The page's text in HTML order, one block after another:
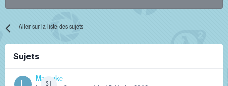
Aller sur la liste des sujets
Sujets
31
Manneke